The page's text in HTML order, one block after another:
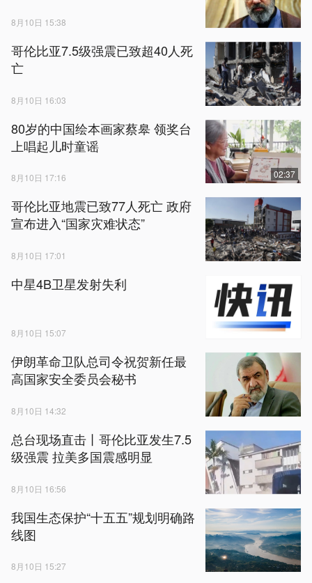
8月10日 15:38
哥伦比亚7.5级强震已致超40人死
亡
8月10日 16:03
80岁的中国绘本画家蔡皋 领奖台
上唱起儿时童谣
8月10日 17:16 02:37
哥伦比亚地震已致77人死亡 政府
宣布进入“国家灾难状态”
8月10日 17:01
中星4B卫星发射失利
8月10日 15:07
伊朗革命卫队总司令祝贺新任最
高国家安全委员会秘书
8月10日 14:32
总台现场直击丨哥伦比亚发生7.5
级强震 拉美多国震感明显
8月10日 16:56
我国生态保护“十五五”规划明确路
线图
8月10日 15:27